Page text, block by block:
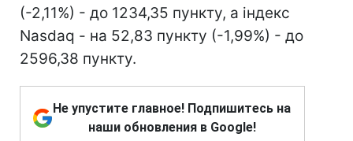
(-2,11%) - до 1234,35 пункту, а індекс
Nasdaq - на 52,83 пункту (-1,99%) - до
2596,38 пункту.
Не упустите главное! Подпишитесь на
наши обновления в Google!